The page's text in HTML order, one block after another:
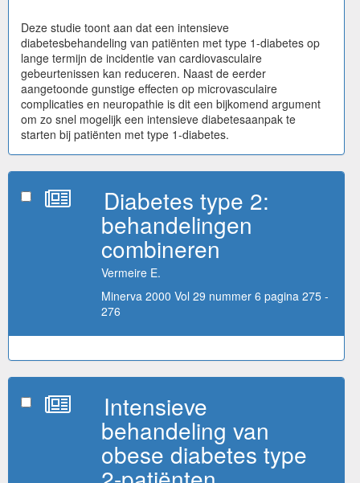
Deze studie toont aan dat een intensieve
diabetesbehandeling van patiënten met type 1-diabetes op
lange termijn de incidentie van cardiovasculaire
gebeurtenissen kan reduceren. Naast de eerder
aangetoonde gunstige effecten op microvasculaire
complicaties en neuropathie is dit een bijkomend argument
om zo snel mogelijk een intensieve diabetesaanpak te
starten bij patiënten met type 1-diabetes.
Diabetes type 2:
behandelingen
combineren
Vermeire E.
Minerva 2000 Vol 29 nummer 6 pagina 275 -
276
Intensieve
behandeling van
obese diabetes type